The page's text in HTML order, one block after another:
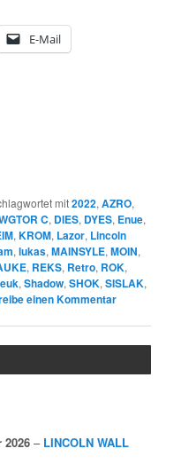
E-Mail
mit2022,AZRO,
C, DIES, DYES, Enue,
,KROM, Lazor, Lincoln
,lukas,MAINSYLE,MOIN,
, REKS, Retro, ROK,
,Shadow,SHOK,SISLAK,
einen Kommentar
2026 – LINCOLN WALL